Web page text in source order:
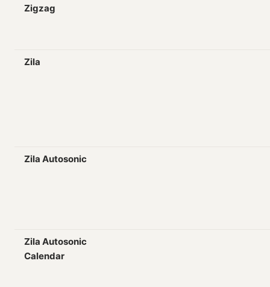
Zigzag
Zila
Zila Autosonic
Zila Autosonic
Calendar